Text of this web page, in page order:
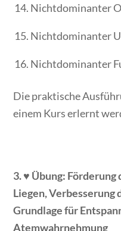
Nichtdominanter
Nichtdominanter
Nichtdominanter
Die praktische
einem Kurs erlernt
3. ♥ Übung:
Liegen, Verbesserung
Grundlage für
Atemwahrnehmung